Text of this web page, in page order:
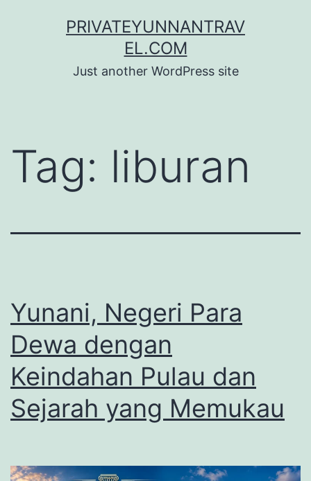
PRIVATEYUNNANTRAV
EL.COM
Just another WordPress site
Tag: liburan
Yunani, Negeri Para
Dewa dengan
Keindahan Pulau dan
Sejarah yang Memukau